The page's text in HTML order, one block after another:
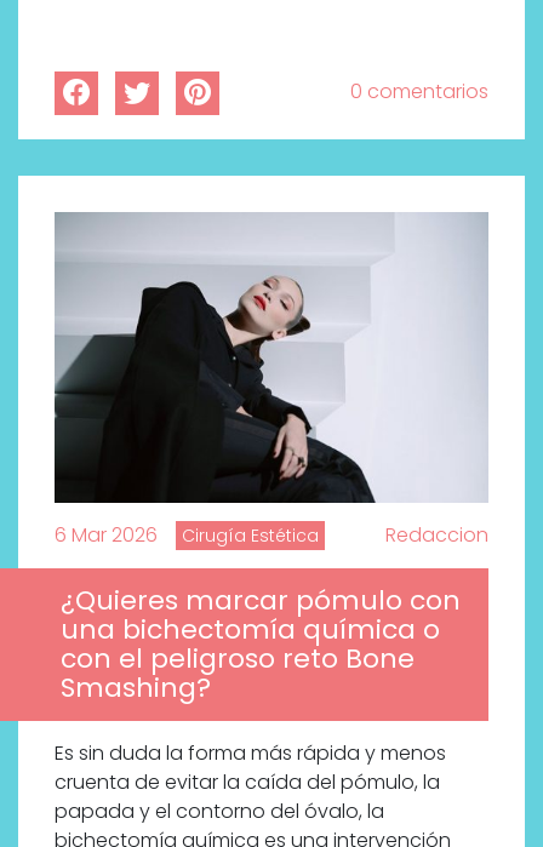
0 comentarios
6 Mar 2026 Cirugía Estética Redaccion
¿Quieres marcar pómulo con
una bichectomía química o
con el peligroso reto Bone
Smashing?
Es sin duda la forma más rápida y menos
cruenta de evitar la caída del pómulo, la
papada y el contorno del óvalo, la
bichectomía química es una intervención